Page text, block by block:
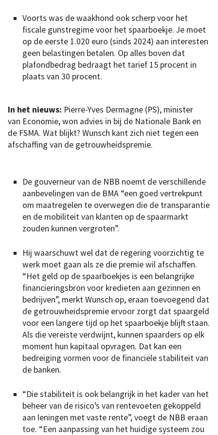
Voorts was de waakhond ook scherp voor het
fiscale gunstregime voor het spaarboekje. Je moet
op de eerste 1.020 euro (sinds 2024) aan interesten
geen belastingen betalen. Op alles boven dat
plafondbedrag bedraagt het tarief 15 procent in
plaats van 30 procent.
In het nieuws: Pierre-Yves Dermagne (PS), minister
van Economie, won advies in bij de Nationale Bank en
de FSMA. Wat blijkt? Wunsch kant zich niet tegen een
afschaffing van de getrouwheidspremie.
De gouverneur van de NBB noemt de verschillende
aanbevelingen van de BMA “een goed vertrekpunt
om maatregelen te overwegen die de transparantie
en de mobiliteit van klanten op de spaarmarkt
zouden kunnen vergroten”.
Hij waarschuwt wel dat de regering voorzichtig te
werk moet gaan als ze die premie wil afschaffen.
“Het geld op de spaarboekjes is een belangrijke
financieringsbron voor kredieten aan gezinnen en
bedrijven”, merkt Wunsch op, eraan toevoegend dat
de getrouwheidspremie ervoor zorgt dat spaargeld
voor een langere tijd op het spaarboekje blijft staan.
Als die vereiste verdwijnt, kunnen spaarders op elk
moment hun kapitaal opvragen. Dat kan een
bedreiging vormen voor de financiële stabiliteit van
de banken.
“Die stabiliteit is ook belangrijk in het kader van het
beheer van de risico’s van rentevoeten gekoppeld
aan leningen met vaste rente”, voegt de NBB eraan
toe. “Een aanpassing van het huidige systeem zou